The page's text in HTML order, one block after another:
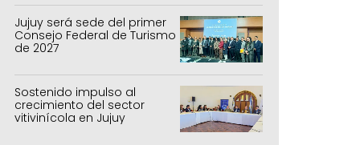
Jujuy será sede del primer
Consejo Federal de Turismo
de 2027
Sostenido impulso al
crecimiento del sector
vitivinícola en Jujuy